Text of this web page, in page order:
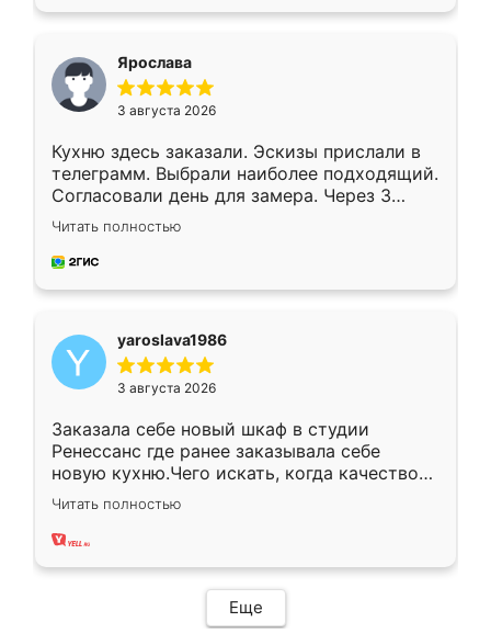
Ярослава
3 августа 2026
Кухню здесь заказали. Эскизы прислали в
телеграмм. Выбрали наиболее подходящий.
Согласовали день для замера. Через 3
недели кухня была уже готова. Остались
довольны работой. Спасибо Ренессанс
мебель за качественную работу!
Читать полностью
yaroslava1986
3 августа 2026
Заказала себе новый шкаф в студии
Ренессанс где ранее заказывала себе
новую кухню.Чего искать, когда качеством
вполне довольна. Служит кухня уже почти
два года, нареканий нет.
Читать полностью
Еще